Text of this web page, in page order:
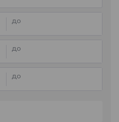
до
до
до